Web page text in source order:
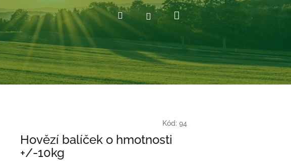
HledatPřihlášeníNákupní
košík
Kód: 94
Hovězí balíček o hmotnosti
+/-10kg